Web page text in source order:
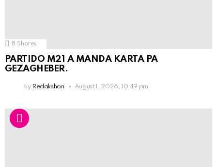
8 Shares
PARTIDO M21 A MANDA KARTA PA
GEZAGHEBER.
by Redakshon August 1, 2026, 10:49 pm